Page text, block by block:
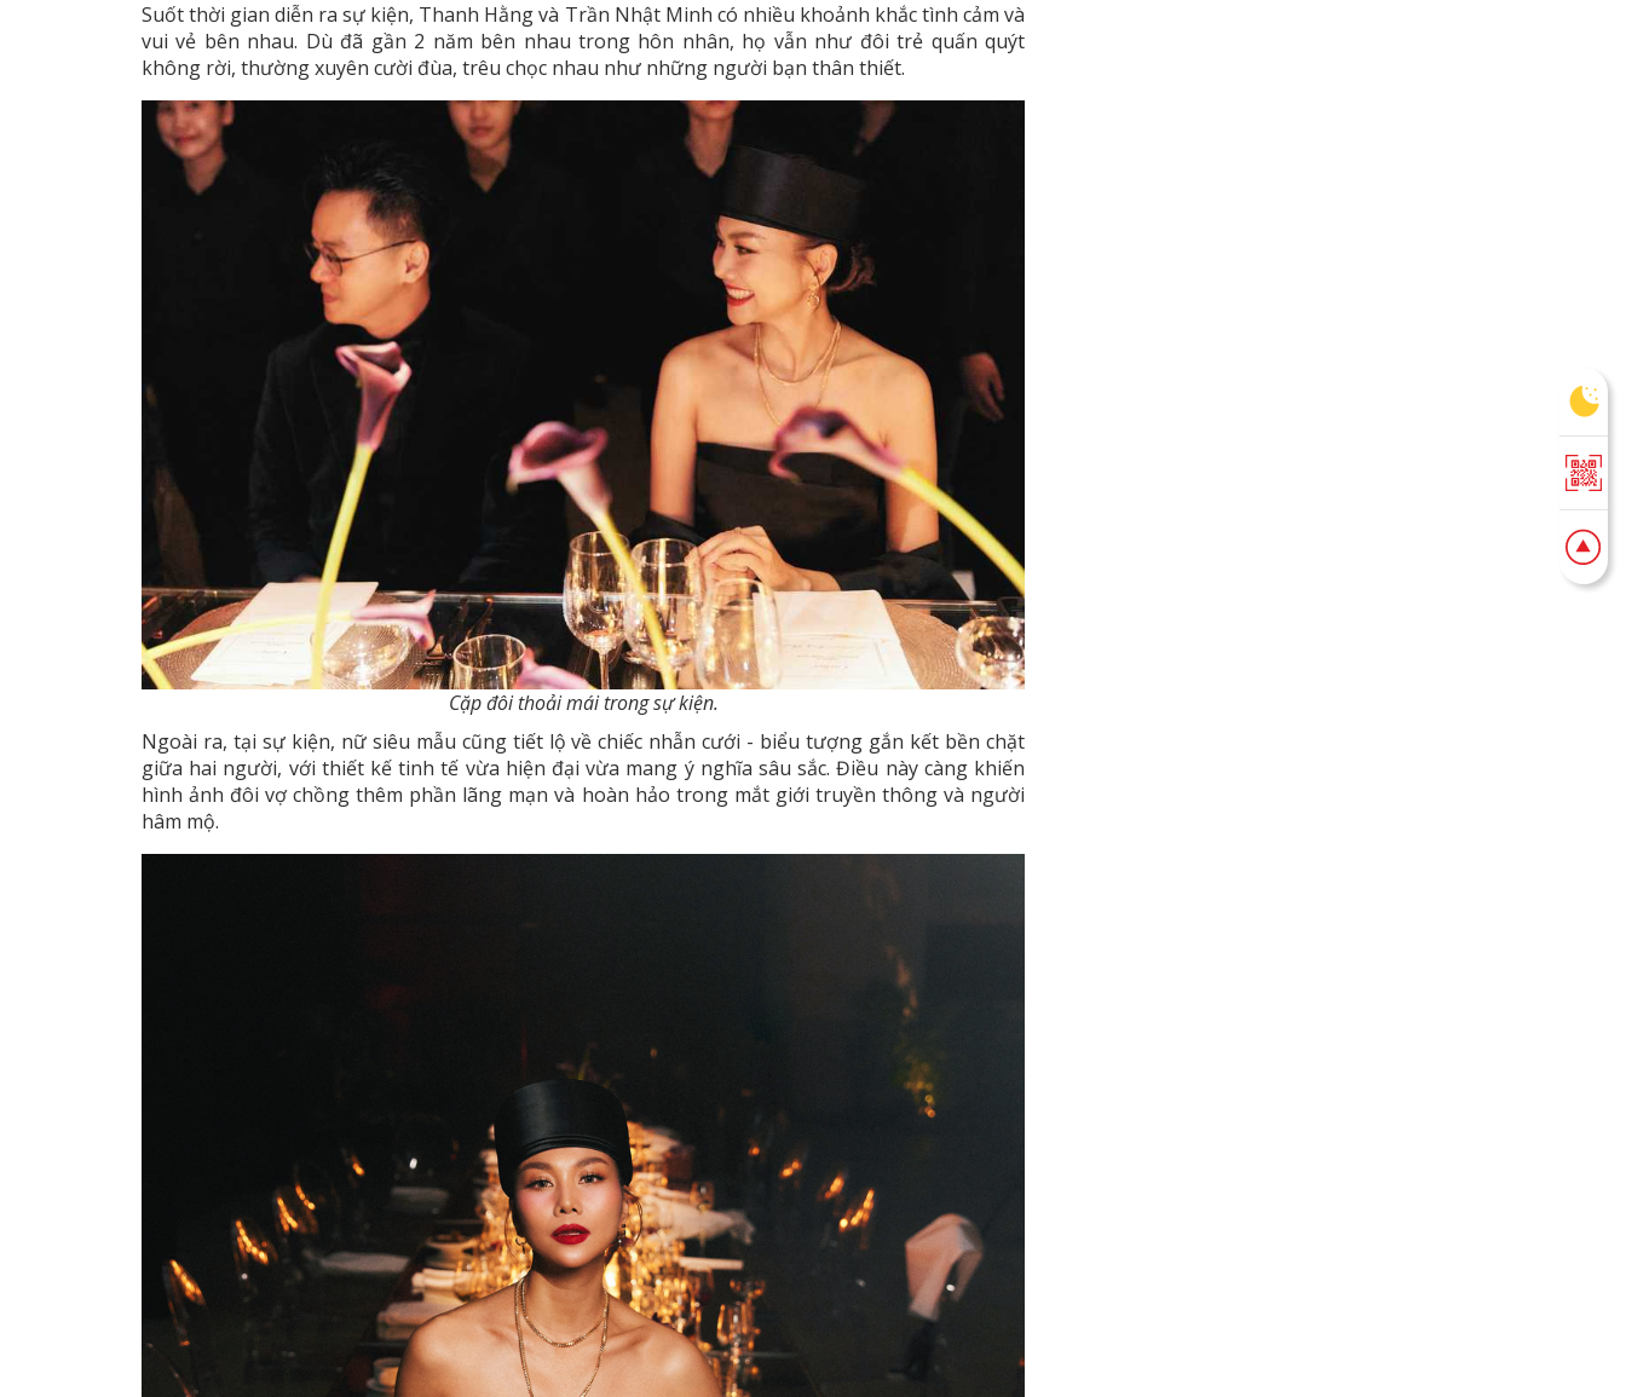
Suốt thời gian diễn ra sự kiện, Thanh Hằng và Trần Nhật Minh có nhiều khoảnh khắc tình cảm và
vui vẻ bên nhau. Dù đã gần 2 năm bên nhau trong hôn nhân, họ vẫn như đôi trẻ quấn quýt
không rời, thường xuyên cười đùa, trêu chọc nhau như những người bạn thân thiết.
Cặp đôi thoải mái trong sự kiện.
Ngoài ra, tại sự kiện, nữ siêu mẫu cũng tiết lộ về chiếc nhẫn cưới - biểu tượng gắn kết bền chặt
giữa hai người, với thiết kế tinh tế vừa hiện đại vừa mang ý nghĩa sâu sắc. Điều này càng khiến
hình ảnh đôi vợ chồng thêm phần lãng mạn và hoàn hảo trong mắt giới truyền thông và người
hâm mộ.